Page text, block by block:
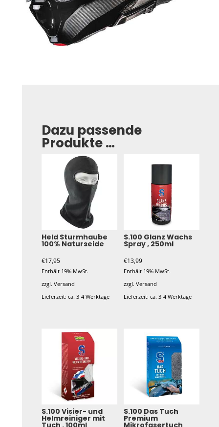
Dazu passende
Produkte …
Held Sturmhaube
100% Naturseide
€17,95
Enthält 19% MwSt.
zzgl.Versand
Lieferzeit: ca. 3-4 Werktage
S.100 Glanz Wachs
Spray , 250ml
€13,99
Enthält 19% MwSt.
zzgl. Versand
Lieferzeit: ca. 3-4 Werktage
S.100 Visier- und
Helmreiniger mit
Tuch , 100ml
S.100 Das Tuch
Premium
Mikrofasertuch